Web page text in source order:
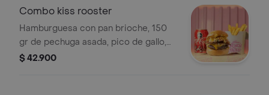
a la francesa + bebida a elegir
Combo kiss rooster
Hamburguesa con pan brioche, 150
gr de pechuga asada, pico de gallo,
nachos crocantes, tocineta + papas a
$ 42.900